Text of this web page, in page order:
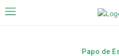
Papo de